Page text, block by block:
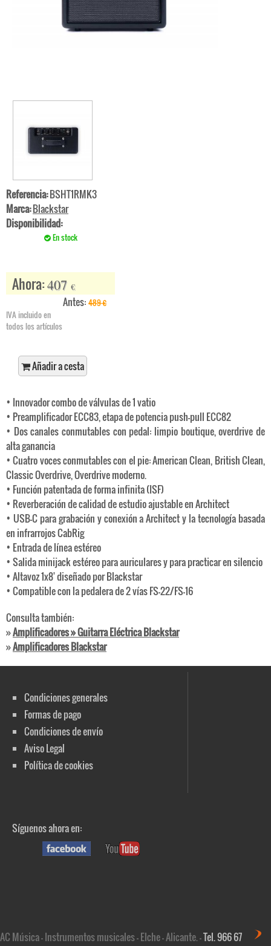
Referencia:BSHT1RMK3
Marca:Blackstar
Disponibilidad:
En stock
Ahora:407 €
Antes: 489€
IVA incluido en
todos los artículos
Añadir a cesta
• Innovador combo de válvulas de 1 vatio
• Preamplificador ECC83, etapa de potencia push-pull ECC82
• Dos canales conmutables con pedal: limpio boutique, overdrive de
alta ganancia
• Cuatro voces conmutables con el pie: American Clean, British Clean,
Classic Overdrive, Overdrive moderno.
• Función patentada de forma infinita (ISF)
• Reverberación de calidad de estudio ajustable en Architect
• USB-C para grabación y conexión a Architect y la tecnología basada
en infrarrojos CabRig
• Entrada de línea estéreo
• Salida minijack estéreo para auriculares y para practicar en silencio
• Altavoz 1x8' diseñado por Blackstar
• Compatible con la pedalera de 2 vías FS-22/FS-16
Consulta también:
»Amplificadores » Guitarra Eléctrica Blackstar
»Amplificadores Blackstar
Condiciones generales
Formas de pago
Condiciones de envío
Aviso Legal
Política de cookies
Síguenos ahora en:
AC Música - Instrumentos musicales - Elche - Alicante. -Tel. 966 67